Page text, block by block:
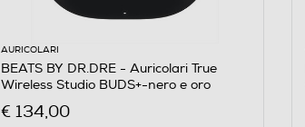
AURICOLARI
BEATS BY DR.DRE - Auricolari True
Wireless Studio BUDS+-nero e oro
€ 134,00